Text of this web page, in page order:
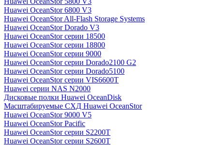
Huawei OceanStor 6800 V3
Huawei OceanStor All-Flash Storage Systems
Huawei OceanStor Dorado V3
Huawei OceanStor серии 18500
Huawei OceanStor серии 18800
Huawei OceanStor серии 9000
Huawei OceanStor серии Dorado2100 G2
Huawei OceanStor серии Dorado5100
Huawei OceanStor серии VIS6600T
Huawei серии NAS N2000
Дисковые полки Huawei OceanDisk
Масштабируемые СХД Huawei OceanStor
Huawei OceanStor 9000 V5
Huawei OceanStor Pacific
Huawei OceanStor серии S2200T
Huawei OceanStor серии S2600T